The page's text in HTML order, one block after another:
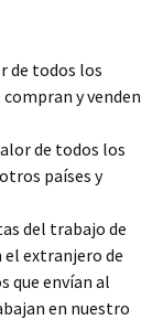
de todos los
y venden
de todos los
países y
del trabajo de
el extranjero de
que envían al
en nuestro